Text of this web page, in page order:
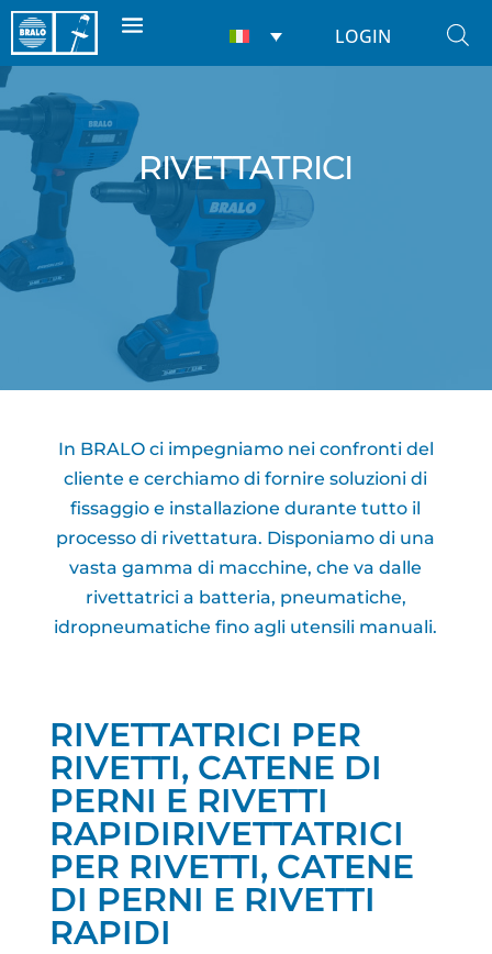
LOGIN
RIVETTATRICI
In BRALO ci impegniamo nei confronti del
cliente e cerchiamo di fornire soluzioni di
fissaggio e installazione durante tutto il
processo di rivettatura. Disponiamo di una
vasta gamma di macchine, che va dalle
rivettatrici a batteria, pneumatiche,
idropneumatiche fino agli utensili manuali.
RIVETTATRICI PER
RIVETTI, CATENE DI
PERNI E RIVETTI
RAPIDIRIVETTATRICI
PER RIVETTI, CATENE
DI PERNI E RIVETTI
RAPIDI